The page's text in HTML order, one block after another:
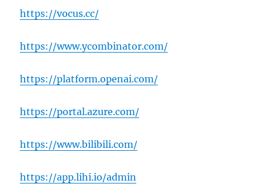
https://vocus.cc/
https://www.ycombinator.com/
https://platform.openai.com/
https://portal.azure.com/
https://www.bilibili.com/
https://app.lihi.io/admin